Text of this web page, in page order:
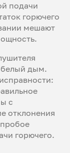
подачи
горючего
мешают
белый дым.
с
отклонения
горючего.